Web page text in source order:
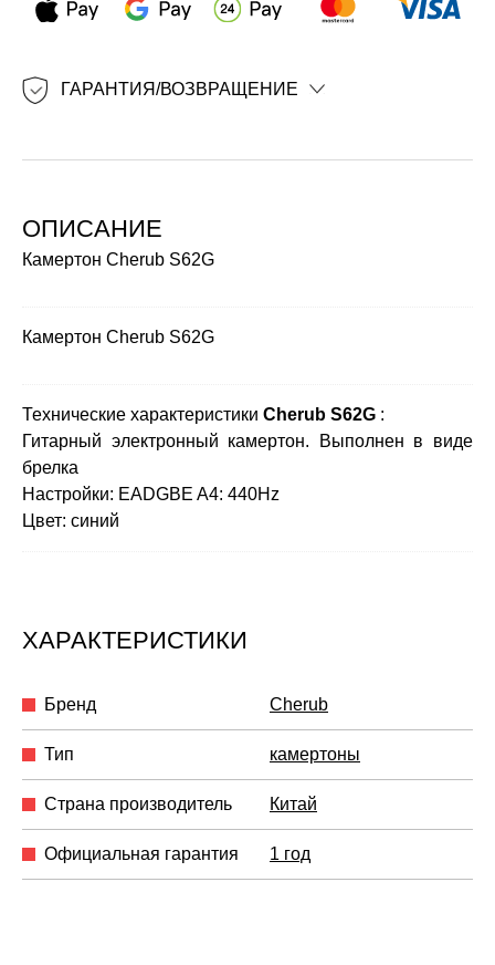
ГАРАНТИЯ/ВОЗВРАЩЕНИЕ
ОПИСАНИЕ
Камертон Cherub S62G
Камертон Cherub S62G
Технические характеристики Cherub S62G :
Гитарный электронный камертон. Выполнен в виде
брелка
Настройки: EADGBE A4: 440Hz
Цвет: синий
ХАРАКТЕРИСТИКИ
Бренд Cherub
Тип камертоны
Страна производитель Китай
Официальная гарантия 1 год